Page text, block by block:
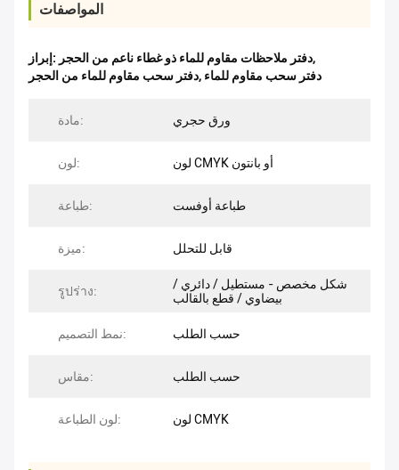
المواصفات
إبراز: دفتر ملاحظات مقاوم للماء ذو ​​غطاء ناعم من الحجر,
دفتر سحب مقاوم للماء من الحجر, دفتر سحب مقاوم للماء
مادة: ورق حجري
لون: لون CMYK أو بانتون
طباعة: طباعة أوفست
ميزة: قابل للتحلل
รูปร่าง:
شكل مخصص - مستطيل / دائري /
بيضاوي / قطع بالقالب
نمط التصميم: حسب الطلب
مقاس: حسب الطلب
لون الطباعة: لون CMYK